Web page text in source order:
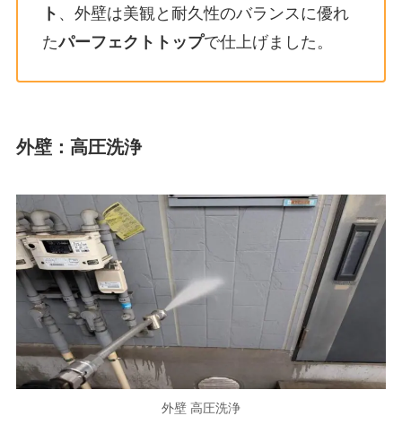
ト 、外壁は美観と耐久性のバランスに優れ
たパーフェクトトップで仕上げました。
外壁：高圧洗浄
外壁 高圧洗浄